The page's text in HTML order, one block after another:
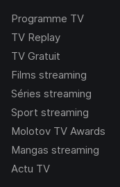
Programme TV
TV Replay
TV Gratuit
Films streaming
Séries streaming
Sport streaming
Molotov TV Awards
Mangas streaming
Actu TV